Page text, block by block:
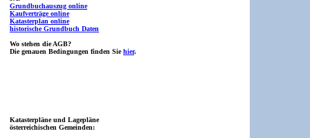
Grundbuchauszug online
Kaufverträge online
Katasterplan online
historische Grundbuch Daten
Wo stehen die AGB?
Die genauen Bedingungen finden Siehier.
Katasterpläne und Lagepläne
österreichischen Gemeinden: